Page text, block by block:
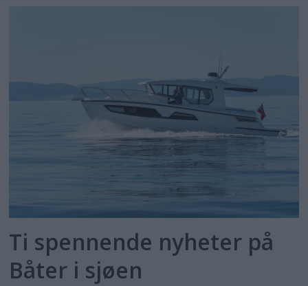
Ti spennende nyheter på
Båter i sjøen